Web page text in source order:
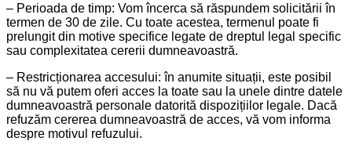
– Perioada de timp: Vom încerca să răspundem solicitării în
termen de 30 de zile. Cu toate acestea, termenul poate fi
prelungit din motive specifice legate de dreptul legal specific
sau complexitatea cererii dumneavoastră.
– Restricționarea accesului: în anumite situații, este posibil
să nu vă putem oferi acces la toate sau la unele dintre datele
dumneavoastră personale datorită dispozițiilor legale. Dacă
refuzăm cererea dumneavoastră de acces, vă vom informa
despre motivul refuzului.